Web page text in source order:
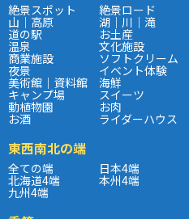
絶景スポット 絶景ロード
山｜高原 湖｜川｜滝
道の駅 お土産
温泉 文化施設
商業施設 ソフトクリーム
夜景 イベント体験
美術館｜資料館 海鮮
キャンプ場 スイーツ
動植物園 お肉
お酒 ライダーハウス
東西南北の端
全ての端 日本4端
北海道4端 本州4端
九州4端